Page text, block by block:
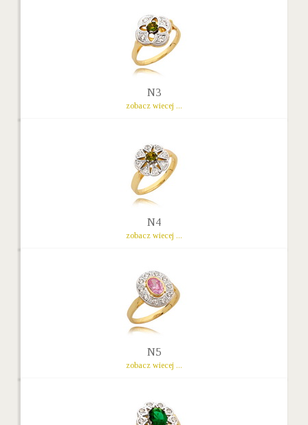
N3
zobacz wiecej ...
N4
zobacz wiecej ...
N5
zobacz wiecej ...